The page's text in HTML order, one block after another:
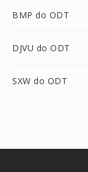
BMP do ODT
DJVU do ODT
SXW do ODT